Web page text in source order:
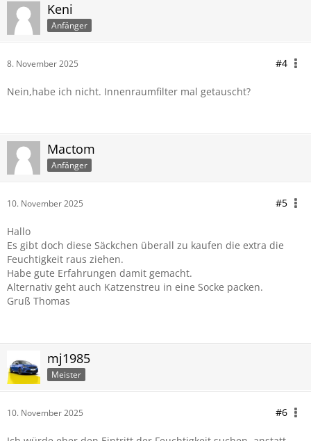
Keni
Anfänger
8. November 2025 #4
Nein,habe ich nicht. Innenraumfilter mal getauscht?
Mactom
Anfänger
10. November 2025 #5
Hallo
Es gibt doch diese Säckchen überall zu kaufen die extra die
Feuchtigkeit raus ziehen.
Habe gute Erfahrungen damit gemacht.
Alternativ geht auch Katzenstreu in eine Socke packen.
Gruß Thomas
mj1985
Meister
10. November 2025 #6